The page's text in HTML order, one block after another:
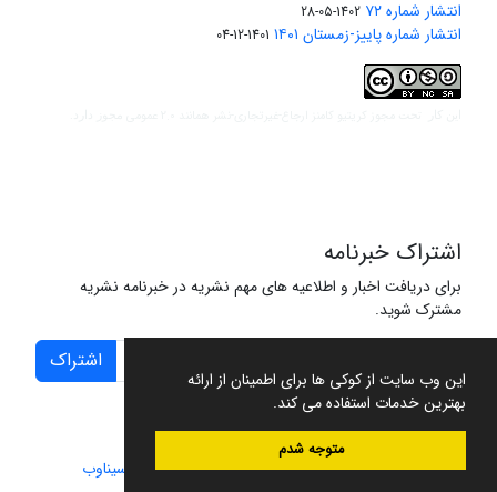
این وب سایت از کوکی ها برای اطمینان از ارائه
بهترین خدمات استفاده می کند.
متوجه شدم
انتشار شماره ۷۲ 1402-05-28
انتشار شماره پاییز-زمستان ۱۴۰۱ 1401-12-04
اشتراک خبرنامه
برای دریافت اخبار و اطلاعیه های مهم نشریه در خبرنامه نشریه
مشترک شوید.
اشتراک
سامانه مدیریت نشریات علمی.طراحی و پیاده سازی از سیناوب